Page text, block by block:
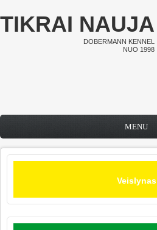
Pereiti į pagrindinį turinį
TIKRAI NAUJA
DOBERMANN KENNEL
NUO 1998
MENU
Veislynas